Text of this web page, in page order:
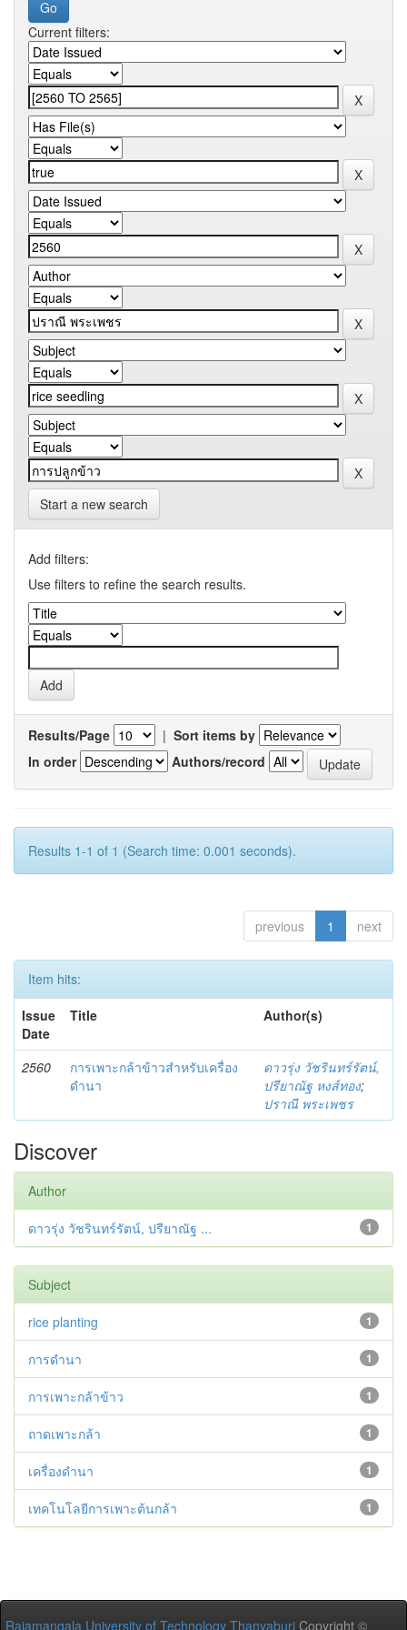
Current filters:
Start a new search
Add filters:
Use filters to refine the search results.
Results/Page | Sort items by
In order
Authors/record
Results 1-1 of 1 (Search time: 0.001 seconds).
previous 1 next
Item hits:
Issue
Date
Title Author(s)
2560
การเพาะกล้าข้าวสำหรับเครื่อง
ดำนา
ดาวรุ่ง วัชรินทร์รัตน์,
ปรียาณัฐ หงส์ทอง;
ปราณี พระเพชร
Discover
Author
1
ดาวรุ่ง วัชรินทร์รัตน์, ปรียาณัฐ ...
Subject
1
rice planting
1
การดำนา
1
การเพาะกล้าข้าว
1
ถาดเพาะกล้า
1
เครื่องดำนา
1
เทคโนโลยีการเพาะต้นกล้า
Rajamangala University of Technology Thanyaburi Copyright ©